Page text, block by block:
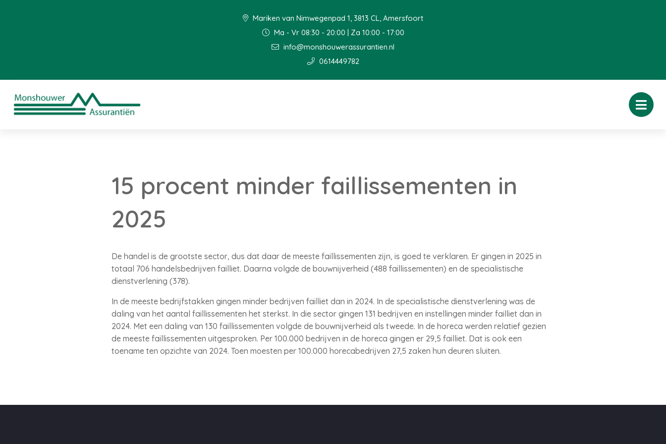
Mariken van Nimwegenpad 1, 3813 CL, Amersfoort
Ma - Vr 08:30 - 20:00 | Za 10:00 - 17:00
info@monshouwerassurantien.nl
0614449782
15 procent minder faillissementen in
2025
De handel is de grootste sector, dus dat daar de meeste faillissementen zijn, is goed te verklaren. Er gingen in 2025 in
totaal 706 handelsbedrijven failliet. Daarna volgde de bouwnijverheid (488 faillissementen) en de specialistische
dienstverlening (378).
In de meeste bedrijfstakken gingen minder bedrijven failliet dan in 2024. In de specialistische dienstverlening was de
daling van het aantal faillissementen het sterkst. In die sector gingen 131 bedrijven en instellingen minder failliet dan in
2024. Met een daling van 130 faillissementen volgde de bouwnijverheid als tweede. In de horeca werden relatief gezien
de meeste faillissementen uitgesproken. Per 100.000 bedrijven in de horeca gingen er 29,5 failliet. Dat is ook een
toename ten opzichte van 2024. Toen moesten per 100.000 horecabedrijven 27,5 zaken hun deuren sluiten.